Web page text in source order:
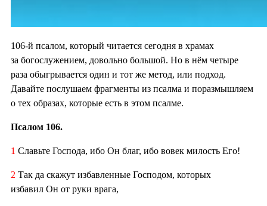
106-й псалом, который читается сегодня в храмах
за богослужением, довольно большой. Но в нём четыре
раза обыгрывается один и тот же метод, или подход.
Давайте послушаем фрагменты из псалма и поразмышляем
о тех образах, которые есть в этом псалме.
Псалом 106.
1 Славьте Господа, ибо Он благ, ибо вовек милость Его!
2 Так да скажут избавленные Господом, которых
избавил Он от руки врага,